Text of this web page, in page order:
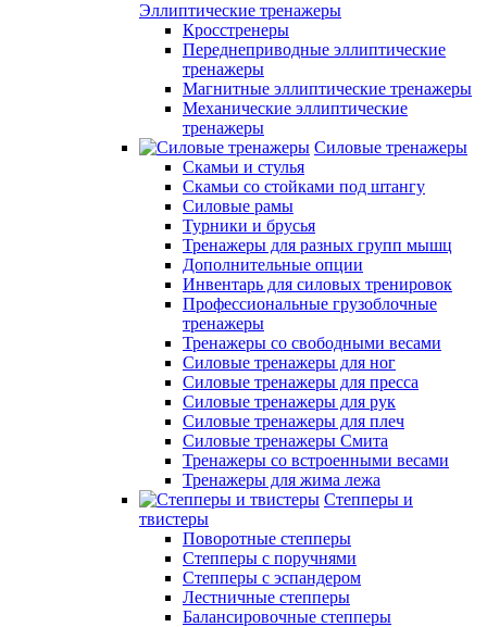
Эллиптические тренажеры
Кросстренеры
Переднеприводные эллиптические
тренажеры
Магнитные эллиптические тренажеры
Механические эллиптические
тренажеры
Силовые тренажеры
Скамьи и стулья
Скамьи со стойками под штангу
Силовые рамы
Турники и брусья
Тренажеры для разных групп мышц
Дополнительные опции
Инвентарь для силовых тренировок
Профессиональные грузоблочные
тренажеры
Тренажеры со свободными весами
Силовые тренажеры для ног
Силовые тренажеры для пресса
Силовые тренажеры для рук
Силовые тренажеры для плеч
Силовые тренажеры Смита
Тренажеры со встроенными весами
Тренажеры для жима лежа
Степперы и
твистеры
Поворотные степперы
Степперы с поручнями
Степперы с эспандером
Лестничные степперы
Балансировочные степперы